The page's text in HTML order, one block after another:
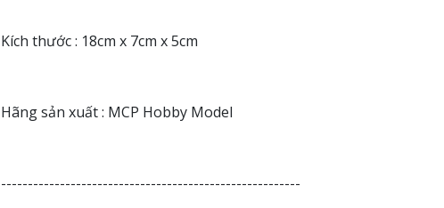
Kích thước : 18cm x 7cm x 5cm
Hãng sản xuất : MCP Hobby Model
--------------------------------------------------------